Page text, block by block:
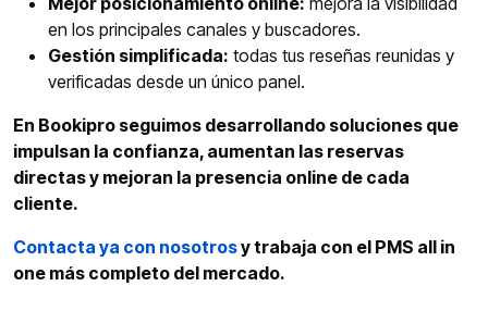
en los principales canales y buscadores.
Gestión simplificada: todas tus reseñas reunidas y
verificadas desde un único panel.
En Bookipro seguimos desarrollando soluciones que
impulsan la confianza, aumentan las reservas
directas y mejoran la presencia online de cada
cliente.
Contacta ya con nosotrosy trabaja con el PMS all in
one más completo del mercado.